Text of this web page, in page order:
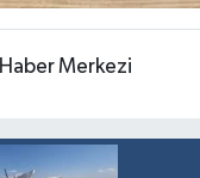
Haber Merkezi